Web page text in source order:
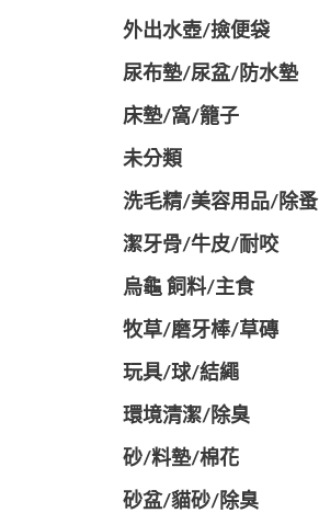
外出水壺/撿便袋
尿布墊/尿盆/防水墊
️床墊/窩/籠子
未分類
洗毛精/美容用品/除蚤
潔牙骨/牛皮/耐咬
烏龜 飼料/主食
牧草/磨牙棒/草磚
玩具/球/結繩
環境清潔/除臭
砂/料墊/棉花
砂盆/貓砂/除臭